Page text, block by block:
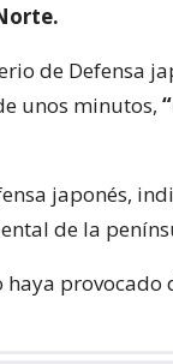
de Defensa
unos minutos,
japonés,
de la
provocado